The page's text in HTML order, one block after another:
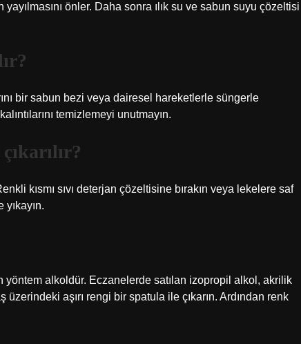
önler. Daha sonra ılık su ve sabun suyu çözeltisi
bir sabun bezi veya dairesel hareketlerle süngerle
temizlemeyi unutmayın.
kısmı sıvı deterjan çözeltisine bırakın veya lekelere saf
yöntem alkoldür. Eczanelerde satılan izopropil alkol, akrilik
aşırı rengi bir spatula ile çıkarın. Ardından renk